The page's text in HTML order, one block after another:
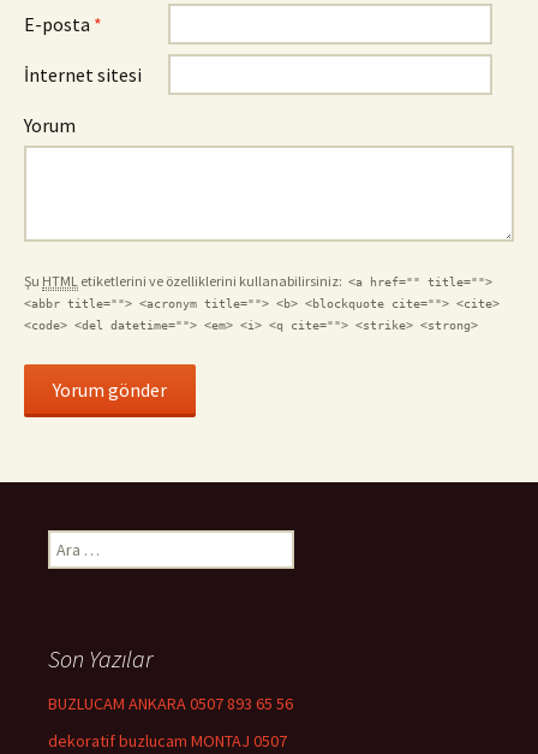
E-posta *
İnternet sitesi
Yorum
Şu HTML etiketlerini ve özelliklerini kullanabilirsiniz: <a href="" title="">
<abbr title=""> <acronym title=""> <b> <blockquote cite=""> <cite>
<code> <del datetime=""> <em> <i> <q cite=""> <strike> <strong>
Arama:
Son Yazılar
BUZLUCAM ANKARA 0507 893 65 56
dekoratif buzlucam MONTAJ 0507